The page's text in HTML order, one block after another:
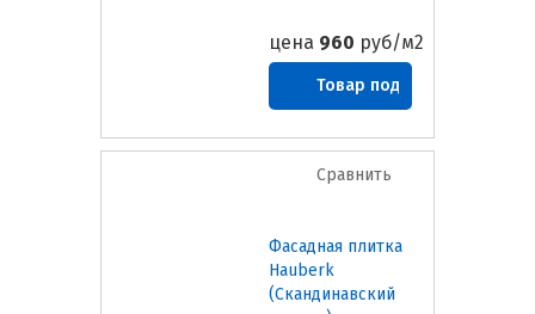
цена 960 руб/м2
Товар под
заказ
Сравнить
Фасадная плитка
Hauberk
(Скандинавский